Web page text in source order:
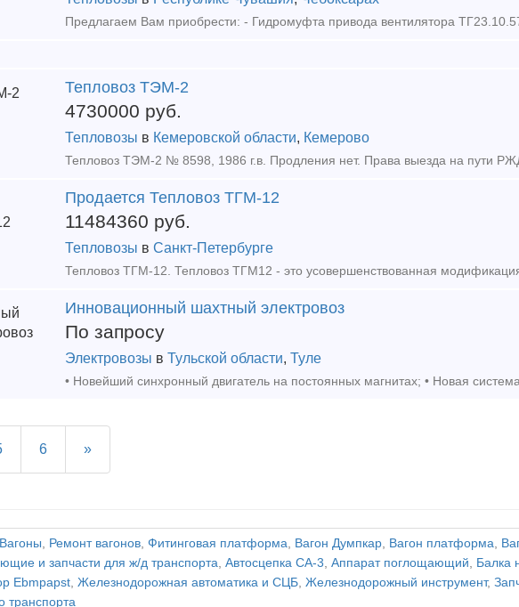
Тепловоз ТЭМ-2
4730000 руб.
Тепловозы в Кемеровской области, Кемерово
Продается Тепловоз ТГМ-12
11484360 руб.
Тепловозы в Санкт-Петербурге
Инновационный шахтный электровоз
По запросу
Электровозы в Тульской области, Туле
6 »
Вагоны, Ремонт вагонов, Фитинговая платформа, Вагон Думпкар, Вагон платформа,
и запчасти для ж/д транспорта, Автосцепка СА-3, Аппарат поглощающий, Балка
Ebmpapst, Железнодорожная автоматика и СЦБ, Железнодорожный инструмент,
транспорта